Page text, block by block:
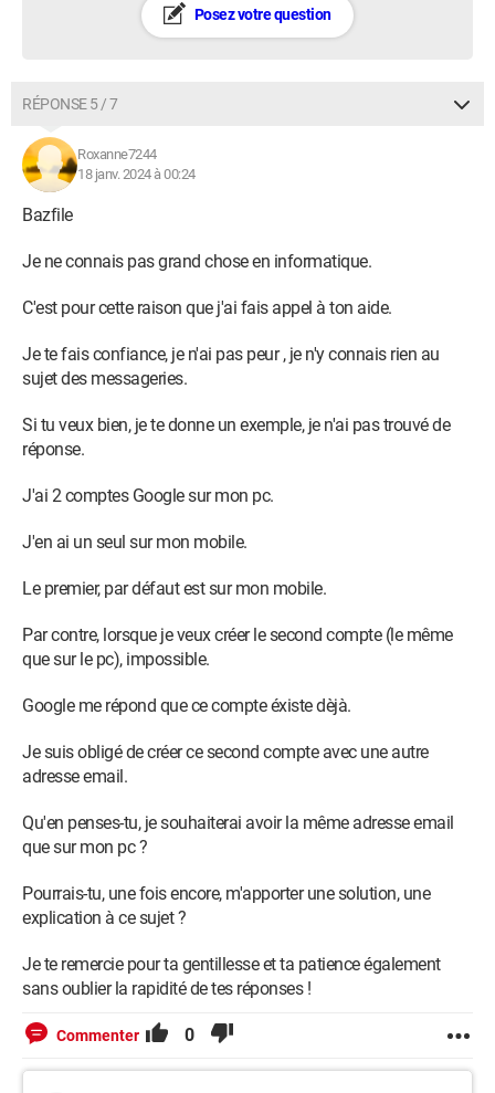
Posez votre question
RÉPONSE 5 / 7
Roxanne7244
18 janv. 2024 à 00:24
Bazfile
Je ne connais pas grand chose en informatique.
C'est pour cette raison que j'ai fais appel à ton aide.
Je te fais confiance, je n'ai pas peur , je n'y connais rien au
sujet des messageries.
Si tu veux bien, je te donne un exemple, je n'ai pas trouvé de
réponse.
J'ai 2 comptes Google sur mon pc.
J'en ai un seul sur mon mobile.
Le premier, par défaut est sur mon mobile.
Par contre, lorsque je veux créer le second compte (le même
que sur le pc), impossible.
Google me répond que ce compte éxiste dèjà.
Je suis obligé de créer ce second compte avec une autre
adresse email.
Qu'en penses-tu, je souhaiterai avoir la même adresse email
que sur mon pc ?
Pourrais-tu, une fois encore, m'apporter une solution, une
explication à ce sujet ?
Je te remercie pour ta gentillesse et ta patience également
sans oublier la rapidité de tes réponses !
Commenter 0